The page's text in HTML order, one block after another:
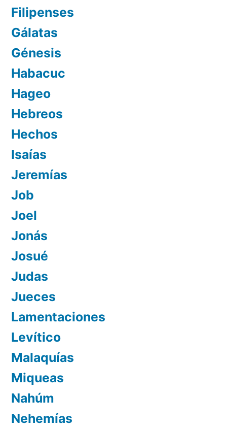
Filipenses
Gálatas
Génesis
Habacuc
Hageo
Hebreos
Hechos
Isaías
Jeremías
Job
Joel
Jonás
Josué
Judas
Jueces
Lamentaciones
Levítico
Malaquías
Miqueas
Nahúm
Nehemías